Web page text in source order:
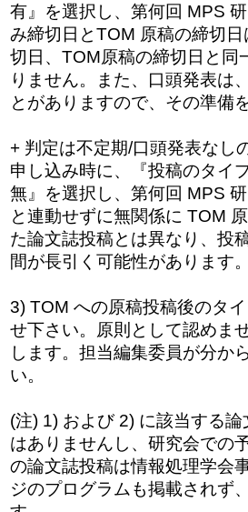
有』を選択し、第何回 MPS
み締切日とTOM 原稿の締切
切日、TOM原稿の締切日と同
りません。また、口頭発表は
とがありますので、その準備
+ 判定は不定期/口頭発表なし
申し込み時に、『投稿のタイ
無』を選択し、第何回 MPS
と連動せずに無関係に TOM
た論文誌投稿とは異なり、投
間が長引く 可能性があります
3) TOM への原稿投稿後のタ
せ下さい。原則として認めま
します。担当編集委員が分か
い。
(注) 1) および 2) に該当する
はありませんし、研究会での
の論文誌投稿は情報処理学会
ジのプログラムも掲載されず